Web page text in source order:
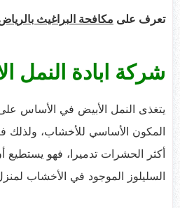
تعرف على مكافحة البراغيث
شركة ابادة النمل
يتغذى النمل الأبيض في الأساس على
المكون الأساسي للأخشاب، ولذلك
أكثر الحشرات تدميرا، فهو يستطيع
السليلوز الموجود في الأخشاب